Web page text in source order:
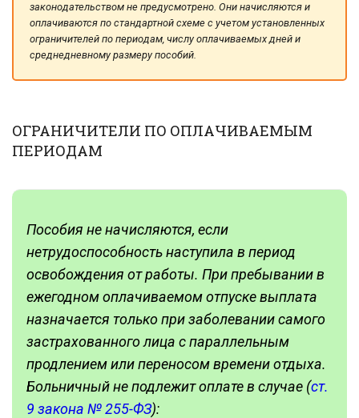
законодательством не предусмотрено. Они начисляются и
оплачиваются по стандартной схеме с учетом установленных
ограничителей по периодам, числу оплачиваемых дней и
среднедневному размеру пособий.
ОГРАНИЧИТЕЛИ ПО ОПЛАЧИВАЕМЫМ
ПЕРИОДАМ
Пособия не начисляются, если
нетрудоспособность наступила в период
освобождения от работы. При пребывании в
ежегодном оплачиваемом отпуске выплата
назначается только при заболевании самого
застрахованного лица с параллельным
продлением или переносом времени отдыха.
Больничный не подлежит оплате в случае (ст.
9 закона № 255-ФЗ):